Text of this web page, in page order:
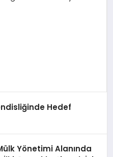
Hedef
Yönetimi Alanında